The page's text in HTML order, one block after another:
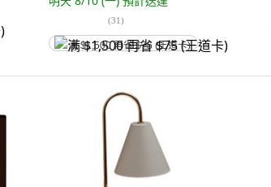
(31)
满 $1,500 再省 $75 (王道卡)